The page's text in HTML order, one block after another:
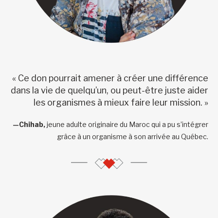
« Ce don pourrait amener à créer une différence
dans la vie de quelqu’un, ou peut-être juste aider
les organismes à mieux faire leur mission. »
—Chihab,jeune adulte originaire du Maroc qui a pu s’intégrer
grâce à un organisme à son arrivée au Québec.